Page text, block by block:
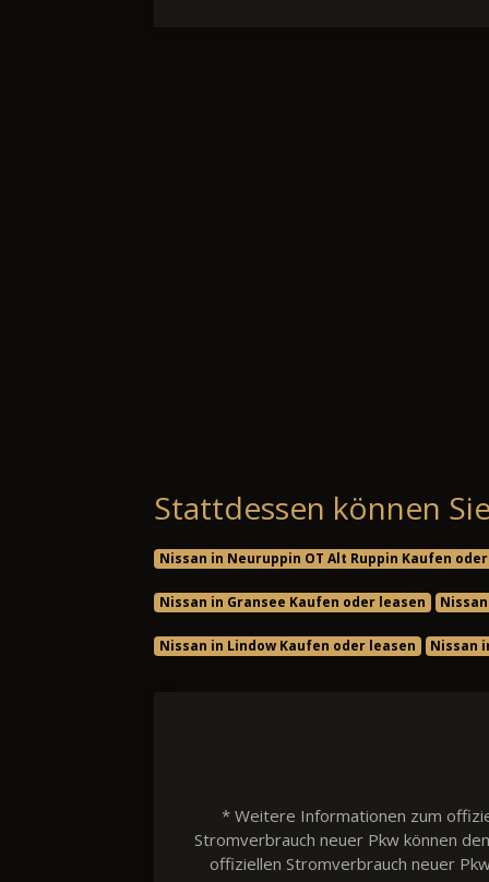
Stattdessen können
Nissan in Neuruppin OT Alt Ruppin Kaufen
Nissan in Gransee Kaufen oder leasen
Nissan in Lindow Kaufen oder leasen Nissan
* Weitere Informationen zum
Stromverbrauch neuer Pkw können
offiziellen Stromverbrauch neuer